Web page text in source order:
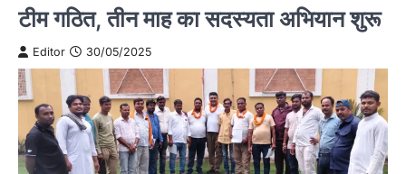
टीम गठित, तीन माह का सदस्यता अभियान शुरू
Editor 30/05/2025